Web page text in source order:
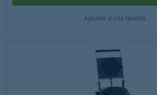
Ajouter à vos favoris